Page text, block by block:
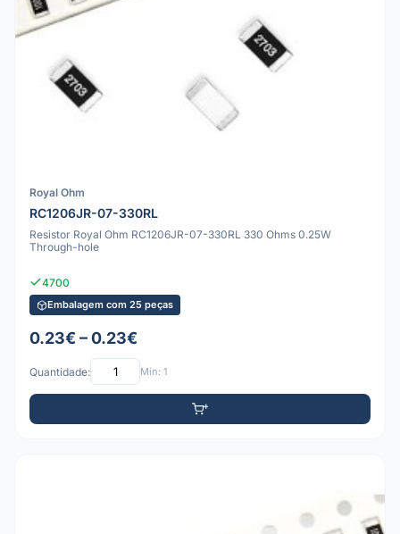
Royal Ohm
RC1206JR-07-330RL
Resistor Royal Ohm RC1206JR-07-330RL 330 Ohms 0.25W
Through-hole
4700
Embalagem com 25 peças
0.23€ – 0.23€
Quantidade: Mín: 1